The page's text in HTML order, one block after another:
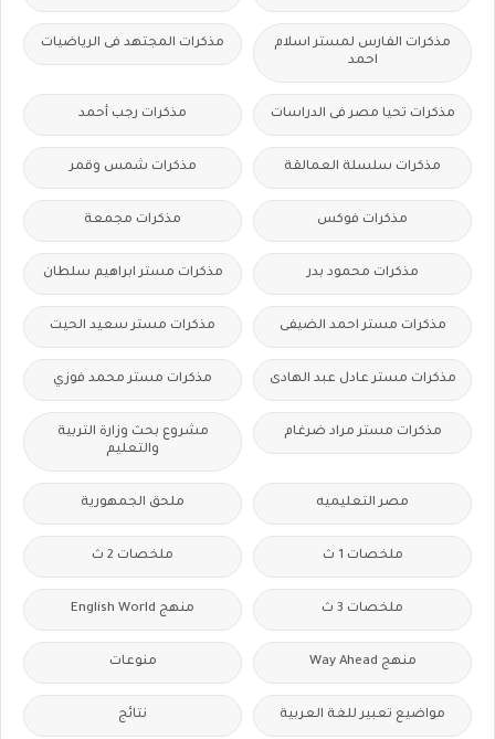
مذكرات الفارس لمستر اسلام
احمد
مذكرات المجتهد فى الرياضيات
مذكرات تحيا مصر فى الدراسات مذكرات رجب أحمد
مذكرات سلسلة العمالقة مذكرات شمس وقمر
مذكرات فوكس مذكرات مجمعة
مذكرات محمود بدر مذكرات مستر ابراهيم سلطان
مذكرات مستر احمد الضيفى مذكرات مستر سعيد الحيت
مذكرات مستر عادل عبد الهادى مذكرات مستر محمد فوزي
مذكرات مستر مراد ضرغام
مشروع بحث وزارة التربية
والتعليم
مصر التعليميه ملحق الجمهورية
ملخصات 1 ث ملخصات 2 ث
ملخصات 3 ث منهج English World
منهج Way Ahead منوعات
مواضيع تعبير للغة العربية نتائج